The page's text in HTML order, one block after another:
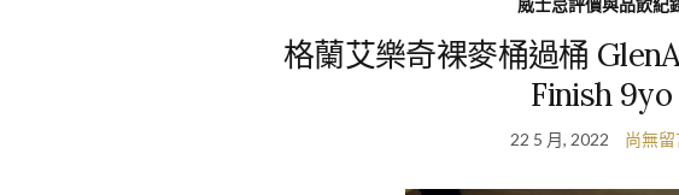
威士忌評價與品飲紀
格蘭艾樂奇裸麥桶過桶
Finish 9yo
22 5 月, 2022 尚無留